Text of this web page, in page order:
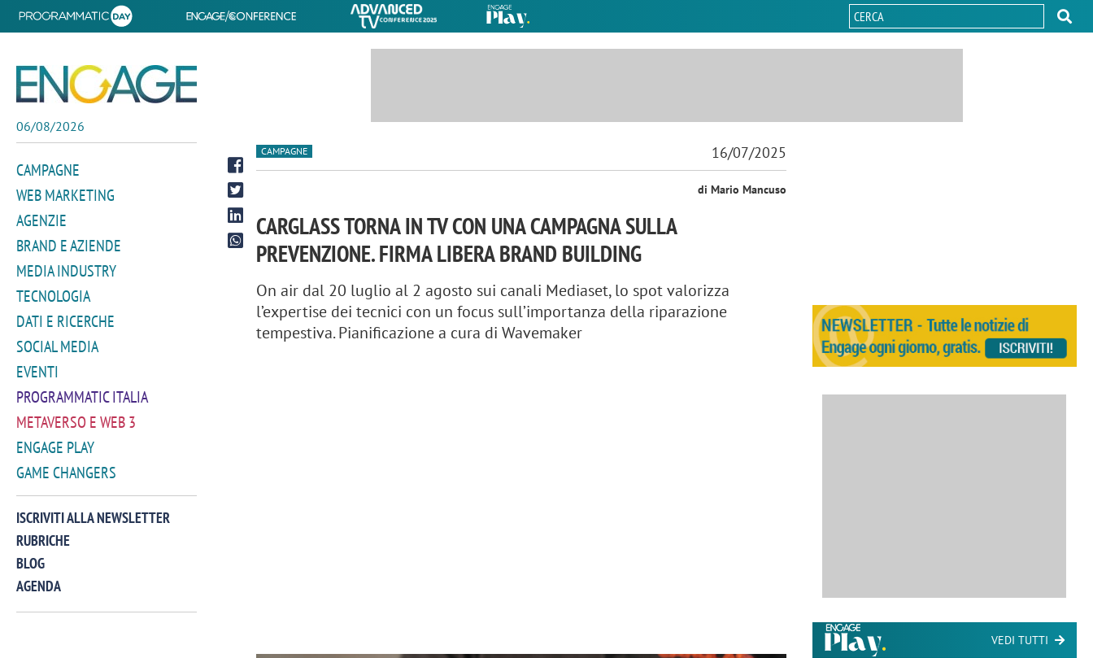
06/08/2026
CAMPAGNE
WEB MARKETING
AGENZIE
BRAND E AZIENDE
MEDIA INDUSTRY
TECNOLOGIA
DATI E RICERCHE
SOCIAL MEDIA
EVENTI
PROGRAMMATIC ITALIA
METAVERSO E WEB 3
ENGAGE PLAY
GAME CHANGERS
ISCRIVITI ALLA NEWSLETTER
RUBRICHE
BLOG
AGENDA
CAMPAGNE 16/07/2025
di Mario Mancuso
CARGLASS TORNA IN TV CON UNA CAMPAGNA SULLA
PREVENZIONE. FIRMA LIBERA BRAND BUILDING
On air dal 20 luglio al 2 agosto sui canali Mediaset, lo spot valorizza
l’expertise dei tecnici con un focus sull’importanza della riparazione
tempestiva. Pianificazione a cura di Wavemaker
VEDI TUTTI